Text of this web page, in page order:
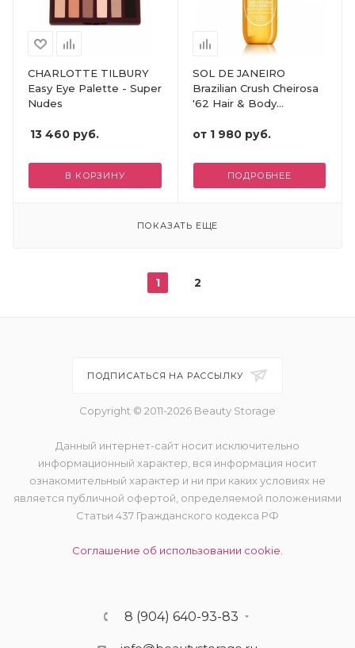
CHARLOTTE TILBURY
Easy Eye Palette - Super
Nudes
13 460 руб.
В КОРЗИНУ
SOL DE JANEIRO
Brazilian Crush Cheirosa
'62 Hair & Body
от 1 980 руб.
ПОДРОБНЕЕ
ПОКАЗАТЬ ЕЩЕ
1 2
ПОДПИСАТЬСЯ НА РАССЫЛКУ
Copyright © 2011-2026 Beauty Storage
Данный интернет-сайт носит исключительно
информационный характер, вся информация носит
ознакомительный характер и ни при каких условиях не
является публичной офертой, определяемой положениями
Статьи 437 Гражданского кодекса РФ
Соглашение об использовании cookie.
8 (904) 640-93-83